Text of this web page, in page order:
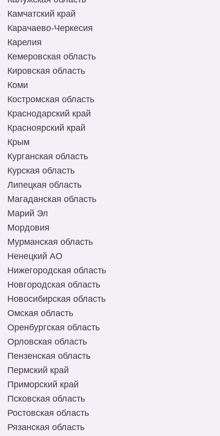
Камчатский край
Карачаево-Черкесия
Карелия
Кемеровская область
Кировская область
Коми
Костромская область
Краснодарский край
Красноярский край
Крым
Курганская область
Курская область
Липецкая область
Магаданская область
Марий Эл
Мордовия
Мурманская область
Ненецкий АО
Нижегородская область
Новгородская область
Новосибирская область
Омская область
Оренбургская область
Орловская область
Пензенская область
Пермский край
Приморский край
Псковская область
Ростовская область
Рязанская область